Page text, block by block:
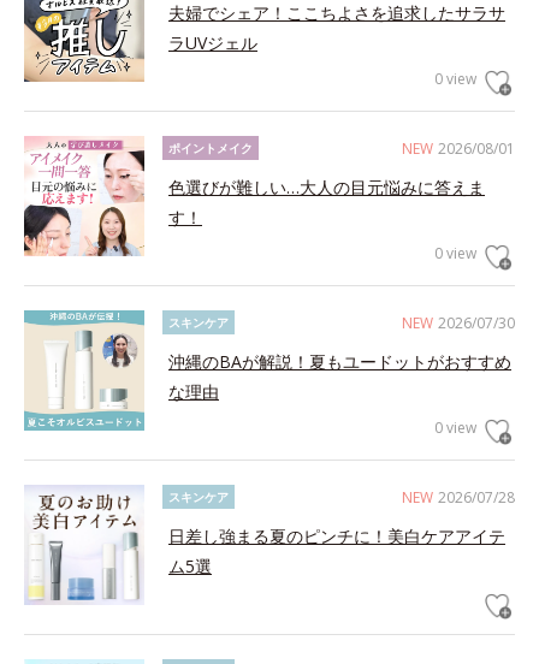
夫婦でシェア！ここちよさを追求したサラサ
ラUVジェル
0 view
NEW 2026/08/01
ポイントメイク
色選びが難しい…大人の目元悩みに答えま
す！
0 view
NEW 2026/07/30
スキンケア
沖縄のBAが解説！夏もユードットがおすすめ
な理由
0 view
NEW 2026/07/28
スキンケア
日差し強まる夏のピンチに！美白ケアアイテ
ム5選